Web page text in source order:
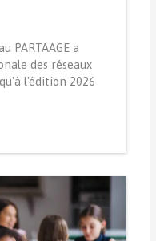
PARTAAGE a
des réseaux
l'édition 2026